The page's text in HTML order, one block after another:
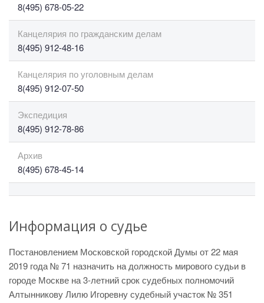
8(495) 678-05-22
Канцелярия по гражданским делам
8(495) 912-48-16
Канцелярия по уголовным делам
8(495) 912-07-50
Экспедиция
8(495) 912-78-86
Архив
8(495) 678-45-14
Информация о судье
Постановлением Московской городской Думы от 22 мая
2019 года № 71 назначить на должность мирового судьи в
городе Москве на 3-летний срок судебных полномочий
Алтынникову Лилю Игоревну судебный участок № 351